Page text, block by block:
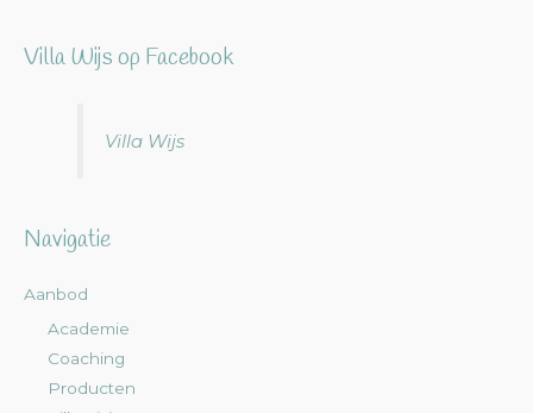
Villa Wijs op Facebook
Villa Wijs
Navigatie
Aanbod
Academie
Coaching
Producten